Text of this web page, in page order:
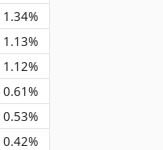
1.34%
1.13%
1.12%
0.61%
0.53%
0.42%